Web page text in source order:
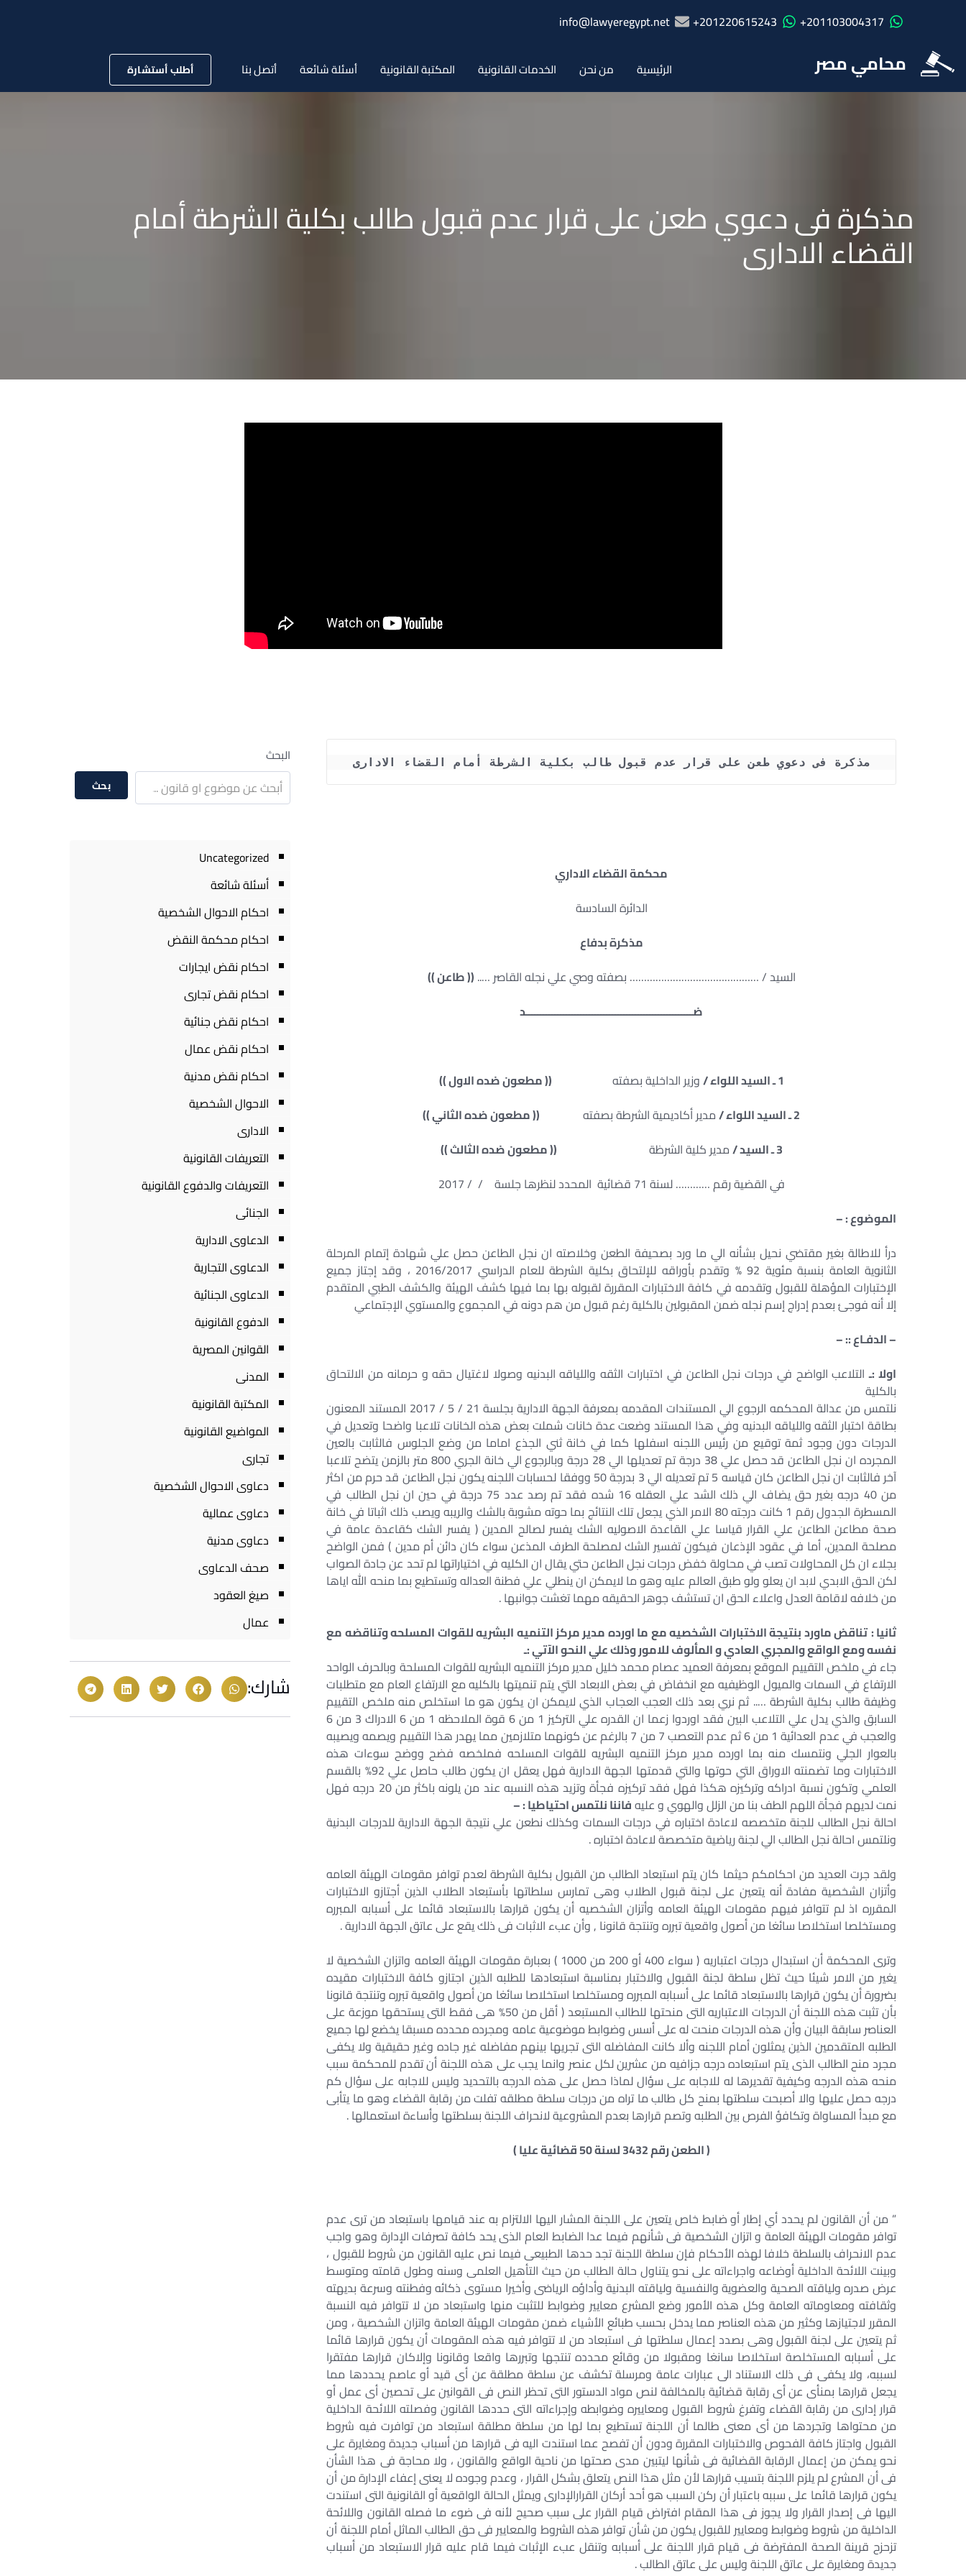
201103004317+
201220615243+
info@lawyeregypt.net
محامي مصر الرئيسية من نحن الخدمات القانونية المكتبة القانونية أسئلة شائعة أتصل بنا أطلب أستشارة
مذكرة فى دعوي طعن على قرار عدم قبول طالب بكلية الشرطة أمام
القضاء الادارى
مذكرة فى دعوي طعن على قرار عدم قبول طالب بكلية الشرطة أمام القضاء الادارى
محكمة القضاء الاداري
الدائرة السادسة
مذكرة بدفاع
السيد / ……………………………………… بصفته وصي علي نجله القاصر ….. (( طاعن ))
ضــــــــــــــــــــــــــــــــــــــــــــــــــــــــــد
1 ـ السيد اللواء / وزير الداخلية بصفته (( مطعون ضده الاول ))
2 ـ السيد اللواء /
مدير أكاديمية الشرطة بصفته (( مطعون ضده الثاني ))
3 ـ السيد /
مدير كلية الشرظة (( مطعون ضده الثالث ))
في القضية رقم ………… لسنة 71 قضائية المحدد لنظرها جلسة / / 2017
الموضوع : –
درأ للاطالة بغير مقتضي نحيل بشأنه الي ما ورد بصحيفة الطعن وخلاصته ان نجل الطاعن حصل علي شهادة إتمام المرحلة
الثانوية العامة بنسبة مئوية 92 % وتقدم بأوراقه للإلتحاق بكلية الشرطة للعام الدراسي 2016/2017 ، وقد إجتاز جميع
الإختبارات المؤهلة للقبول وتقدمه في كافة الاختبارات المقررة لقبوله بها بما فيها كشف الهيئة والكشف الطبي المتقدم
إلا أنه فوجئ بعدم إدراج إسم نجله ضمن المقبولين بالكلية رغم قبول من هم دونه في المجموع والمستوي الإجتماعي
– الدفـاع :: –
اولا :ـالتلاعب الواضح في درجات نجل الطاعن في اختبارات الثقه واللياقه البدنيه وصولا لاغتيال حقه و حرمانه من الالتحاق
بالكلية
نلتمس من عدالة المحكمه الرجوع الي المستندات المقدمه بمعرفة الجهة الادارية بجلسة 21 / 5 / 2017 المستند المعنون
بطاقة اختبار الثقه واللياقه البدنيه وفي هذا المستند وضعت عدة خانات شملت بعض هذه الخانات تلاعبا واضحا وتعديل في
الدرجات دون وجود ثمة توقيع من رئيس اللجنه اسفلها كما في خانة ثني الجذع اماما من وضع الجلوس فالثابت بالعين
المجرده ان نجل الطاعن قد حصل علي 38 درجة تم تعديلها الي 28 درجة وبالرجوع الي خانة الجري 800 متر بالزمن يتضح تلاعبا
آخر فالثابت ان نجل الطاعن كان قياسه 5 تم تعديله الي 3 بدرجة 50 ووفقا لحسابات اللجنه يكون نجل الطاعن قد حرم من اكثر
من 40 درجه بغير حق يضاف الي ذلك الشد علي العقله 16 شده فقد تم رصد عدد 75 درجة في حين ان نجل الطالب في
المسطرة الجدول رقم 1 كانت درجته 80 الامر الذي يجعل تلك النتائج بما حوته مشوبة بالشك والريبه ويصب ذلك اثباتا في خانة
صحة مطاعن الطاعن علي القرار قياسا علي القاعدة الاصوليه الشك يفسر لصالح المدين ( يفسر الشك كقاعدة عامة في
مصلحة المدين، أما في عقود الإذعان فيكون تفسير الشك لمصلحة الطرف المذعن سواء كان دائن أم مدين ) فمن الواضح
بجلاء ان كل المحاولات تصب في محاولة خفض درجات نجل الطاعن حتي يقال ان الكليه في اختياراتها لم تحد عن جادة الصواب
لكن الحق الابدي لابد ان يعلو ولو طبق العالم عليه وهو ما لايمكن ان ينطلي علي فطنة العداله وتستطيع بما منحه الله اياها
من خلافه لاقامة العدل واعلاء الحق ان تستشف جوهر الحقيقه مهما تغشت جوانبها .
ثانيا :تناقض ماورد بنتيجة الاختبارات الشخصيه مع ما اورده مدير مركز التنميه البشريه للقوات المسلحه وتناقضه مع
نفسه ومع الواقع والمجري العادي و المألوف للامور وذلك علي النحو الآتي :ـ
جاء في ملخص التقييم الموقع بمعرفة العميد عصام محمد خليل مدير مركز التنميه البشريه للقوات المسلحة وبالحرف الواحد
الارتفاع في السمات والميول الوظيفيه مع انخفاض في بعض الابعاد التي يتم تنميتها بالكليه مع الارتفاع العام مع متطلبات
وظيفة طالب بكلية الشرطة ….. ثم نري بعد ذلك العجب العجاب الذي لايمكن ان يكون هو ما استخلص منه ملخص التقييم
السابق والذي يدل علي التلاعب البين فقد اوردوا زعما ان القدره علي التركيز 1 من 6 قوة الملاحظه 1 من 6 الادراك 3 من 6
والعجب في عدم العدائية 1 من 6 ثم عدم التعصب 7 من 7 بالرغم عن كونهما متلازمين مما يهدر هذا التقييم ويصمه ويصيبه
بالعوار الجلي ونتمسك منه بما اورده مدير مركز التنميه البشريه للقوات المسلحه فملخصه فضح ووضح سوءات هذه
الاختبارات وما تضمنته الاوراق التي حوتها والتي قدمتها الجهة الادارية فهل يعقل ان يكون طالب حاصل علي 92% بالقسم
العلمي وتكون نسبة ادراكه وتركيزه هكذا فهل فقد تركيزه فجأة وتزيد هذه النسبه عند من يلونه باكثر من 20 درجه فهل
نمت لديهم فجأة اللهم الطف بنا من الزلل والهوي و عليهفاننا نلتمس احتياطيا : –
احالة نجل الطالب للجنة متخصصه لاعادة اختباره في درجات السمات وكذلك نطعن علي نتيجة الجهة الادارية للدرجات البدنية
ونلتمس احالة نجل الطالب الي لجنة رياضية متخصصة لاعادة اختباره .
ولقد جرت العديد من احكامكم حيثما كان يتم استبعاد الطالب من القبول بكلية الشرطة لعدم توافر مقومات الهيئة العامه
وأتزان الشخصية مفادة أنه يتعين على لجنة قبول الطلاب وهى تمارس سلطاتها بأستبعاد الطلاب الذين أجتازو الاختبارات
المقرره اذ لم تتوافر فيهم مقومات الهيئة العامه وأتزان الشخصيه أن يكون قرارها بالاستبعاد قائما على أسبابه المبرره
ومستخلصا استخلاصا سائغا من أصول واقعية تبرره وتنتجة قانونا , وأن عبء الاثبات فى ذلك يقع على عاتق الجهة الادارية .
وترى المحكمة أن استبدال درجات اعتباريه ( سواء 400 أو 200 من 1000 ) بعبارة مقومات الهيئة العامه واتزان الشخصية لا
يغير من الامر شيئا حيث تظل سلطة لجنة القبول والاختبار بمناسبة استبعادها للطلبه الذين اجتازو كافة الاختبارات مقيده
بضرورة أن يكون قرارها بالاستبعاد قائما على أسبابه المبرره ومستخلصا استخلاصا سائغا من أصول واقعية تبرره وتنتجة قانونا
بأن تثبت هذه اللجنة أن الدرجات الاعتباريه التى منحتها للطالب المستبعد ( أقل من 50% هى فقط التى يستحقها موزعة على
العناصر سابقة البيان وأن هذه الدرجات منحت له على أسس وضوابط موضوعية عامه ومجرده محدده مسبقا يخضع لها جميع
الطلبه المتقدمين الذين يمثلون أمام اللجنه وألا كانت المفاضله التى تجريها بينهم مفاضله غير جاده وغير حقيقية ولا يكفى
مجرد منح الطالب الذى يتم استبعاده درجه جزافيه من عشرين لكل عنصر وانما يجب على هذه اللجنة أن تقدم للمحكمة سبب
منحه هذه الدرجه وكيفية تقديرها له للاجابه على سؤال لماذا حصل على هذه الدرجه بالتحديد وليس للاجابه على سؤال كم
درجه حصل عليها والا أصبحت سلطتها بمنح كل طالب ما تراه من درجات سلطة مطلقه تفلت من رقابة القضاء وهو ما يتأبى
مع مبدأ المساواة وتكافؤ الفرص بين الطلبه وتصم قرارها بعدم المشروعية لانحراف اللجنة بسلطتها وأساءة استعمالها .
( الطعن رقم 3432 لسنة 50 قضائية عليا )
” من أن القانون لم يحدد أي إطار أو ضابط خاص يتعين على اللجنة المشار اليها الالتزام به عند قيامها باستبعاد من ترى عدم
توافر مقومات الهيئة العامة و اتزان الشخصية فى شأنهم فيما عدا الضابط العام الذى يحد كافة تصرفات الإدارة وهو واجب
عدم الانحراف بالسلطة خلافا لهذه الأحكام فإن سلطة اللجنة تجد حدها الطبيعى فيما نص عليه القانون من شروط للقبول ،
وبينت اللائحة الداخلية أوضاعه واجراءاته على نحو يتناول حالة الطالب من حيث التأهيل العلمى وسنه وطول قامته ومتوسط
عرض صدره ولياقته الصحية والعضوية والنفسية ولياقته البدنية وأداؤه الرياضى وأخيرا مستوى ذكائه وفطنته وسرعة بديهته
وثقافته ومعاوماته العامة وكل هذه الأمور وضع المشرع معايير وضوابط للتثبت منها واستبعاد من لا تتوافر فيه النسبة
المقرر لاجتيازها وكثير من هذه العناصر مما يدخل بحسب طبائع الأشياء ضمن مقومات الهيئة العامة واتزان الشخصية ، ومن
ثم يتعين على لجنة القبول وهى بصدد إعمال سلطتها فى استبعاد من لا تتوافر فيه هذه المقومات أن يكون قرارها قائما
على أسبابه المستخلصة استخلاصا سانغا ومقبولا من وقائع محدده تنتجها وتبررها واقعا وقانونا وإلاكان قرارها مفتقرا
لسببه، ولا يكفى فى ذلك الاستناد الى عبارات عامة ومرسلة تكشف عن سلطة مطلقة عن أى قيد أو عاصم يحددها مما
يجعل قرارها بمنأى عن أى رقابة قضائية بالمخالفة لنص مواد الدستور التى تحظر النص فى القوانين على تحصين أى عمل أو
قرار إدارى من رقابة القضاء وتفرغ شروط القبول ومعاييره وضوابطه وإجراءاته التى حددها القانون وفصلته اللائحة الداخلية
من محتواها وتجردها من أى معنى طالما أن اللجنة تستطيع بما لها من سلطة مطلقة استبعاد من توافرت فيه شروط
القبول واجتاز كافة الفحوص والاختبارات المقررة ودون أن تفصح عما استندت اليه فى قرارها من أسباب جديدة ومغايرة على
نحو يمكن من إعمال الرقابة القضائية فى شأنها ليتبين مدى صحتها من ناحية الواقع والقانون ، ولا محاجة فى هذا الشأن
فى أن المشرع لم يلزم اللجنة بتسيب قرارها لأن مثل هذا النص يتعلق بشكل القرار ، وعدم وجوده لا يعنى إعفاء الإدارة من أن
يكون قرارها قائما على سببه باعتبار أن ركن السبب هو أحد أركان القرارالإدارى ويمثل الحالة الواقعية أو القانونية التى استندت
اليها فى إصدار القرار ولا يجوز فى هذا المقام افتراض قيام القرار على سبب صحيح لأنه فى ضوء ما فصله القانون واللائحة
الداخلية من شروط وضوابط ومعايير للقبول يكون من شأن توافر هذه الشروط والمعايير فى حق الطالب الماثل أمام اللجنة أن
تزحزح قرينة الصحة المفترضة فى قيام قرار اللجنة على أسبابه وتنقل عبء الإثبات فيما قام عليه قرار الاستبعاد من أسباب
جديدة ومغايرة على عاتق اللجنة وليس على عاتق الطالب .
البحث
بحث
Uncategorized
أسئلة شائعة
احكام الاحوال الشخصية
احكام محكمة النقض
احكام نقض ايجارات
احكام نقض تجارى
احكام نقض جنائية
احكام نقض عمال
احكام نقض مدنية
الاحوال الشخصية
الادارى
التعريفات القانونية
التعريفات والدفوع القانونية
الجنائى
الدعاوى الادارية
الدعاوى التجارية
الدعاوى الجنائية
الدفوع القانونية
القوانين المصرية
المدنى
المكتبة القانونية
المواضيع القانونية
تجارى
دعاوى الاحوال الشخصية
دعاوى عمالية
دعاوى مدنية
صحف الدعاوى
صيغ العقود
عمال
شارك: